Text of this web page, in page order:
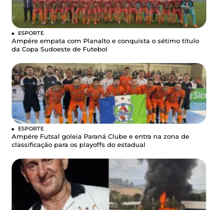
ESPORTE
Ampére empata com Planalto e conquista o sétimo título
da Copa Sudoeste de Futebol
ESPORTE
Ampére Futsal goleia Paraná Clube e entra na zona de
classificação para os playoffs do estadual